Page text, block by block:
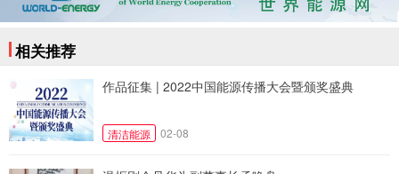
相关推荐
作品征集 | 2022中国能源传播大会暨颁奖盛典
清洁能源 02-08